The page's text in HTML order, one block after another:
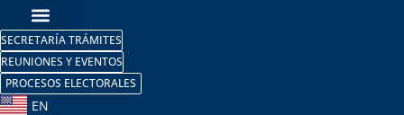
SECRETARÍA TRÁMITES
REUNIONES Y EVENTOS
PROCESOS ELECTORALES
EN